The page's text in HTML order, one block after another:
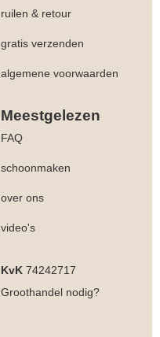
ruilen & retour
gratis verzenden
algemene voorwaarden
Meestgelezen
FAQ
schoonmaken
over ons
video's
KvK 74242717
Groothandel nodig?